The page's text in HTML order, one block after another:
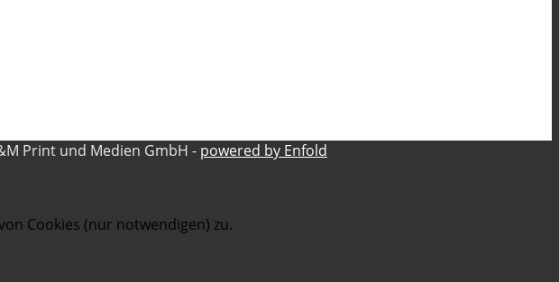
Print und Medien GmbH - powered by Enfold
Cookies (nur notwendigen) zu.